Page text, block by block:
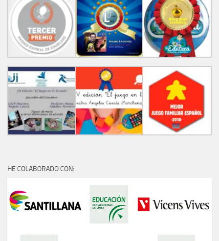
HE COLABORADO CON: